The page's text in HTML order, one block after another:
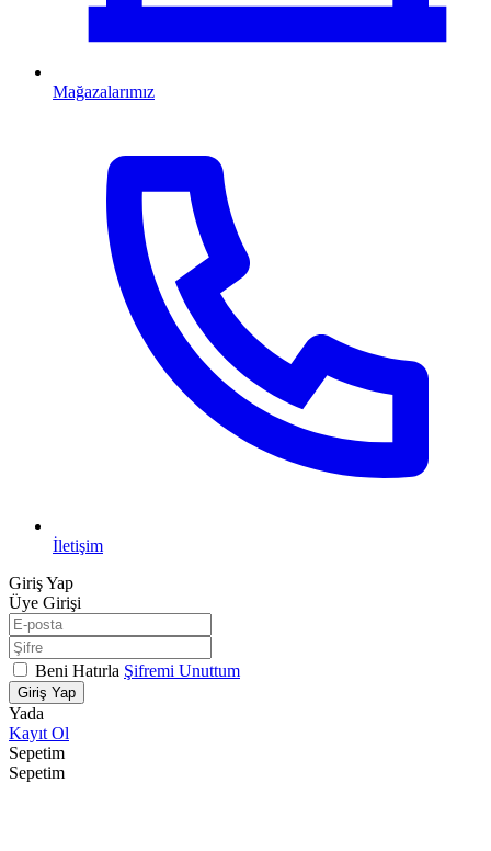
Mağazalarımız
İletişim
Giriş Yap
Üye Girişi
Beni Hatırla Şifremi Unuttum
Giriş Yap
Yada
Kayıt Ol
Sepetim
Sepetim